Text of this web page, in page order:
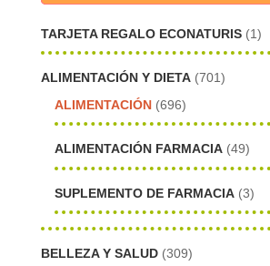
TARJETA REGALO ECONATURIS (1)
ALIMENTACIÓN Y DIETA (701)
ALIMENTACIÓN (696)
ALIMENTACIÓN FARMACIA (49)
SUPLEMENTO DE FARMACIA (3)
BELLEZA Y SALUD (309)